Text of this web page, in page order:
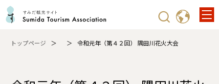
トップページ 令和元年（第４２回） 隅田川花火大会